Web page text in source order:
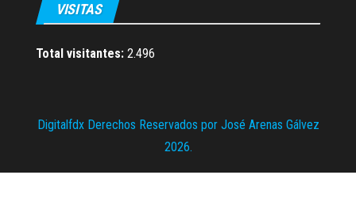
VISITAS
Total visitantes: 2.496
Digitalfdx Derechos Reservados por José Arenas Gálvez
2026.